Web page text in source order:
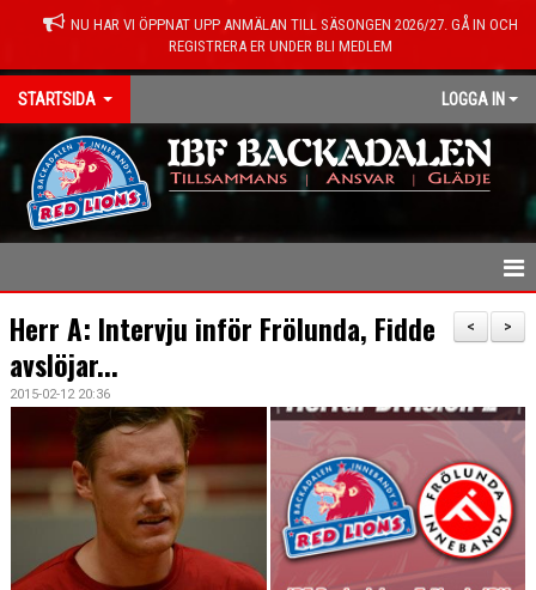
NU HAR VI ÖPPNAT UPP ANMÄLAN TILL SÄSONGEN 2026/27. GÅ IN OCH
REGISTRERA ER UNDER BLI MEDLEM
STARTSIDA LOGGA IN
HEM
NYHETER
KONTAKT
OM FÖRENINGEN
MEDLEMSINFO
KALENDER
>
<
Herr A: Intervju inför Frölunda, Fidde
avslöjar...
2015-02-12 20:36